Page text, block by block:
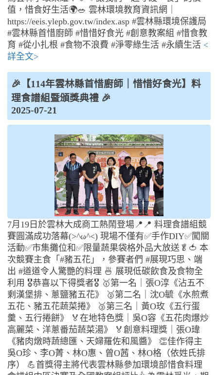
值，惜食好生活🌍🥗 雲林環境教育資訊網｜
https://eeis.ylepb.gov.tw/index.asp #雲林縣環境保護局
#雲林縣首惜廚師 #惜惜好食光 #創意教案組 #惜食教
育 #從小扎根 #食物不浪費 #淨零綠生活 #永續生活 <
詳全文>
🎉【114年雲林縣首惜廚師｜惜惜好食光】料
理食譜組暨頒獎典禮 🎉
2025-07-21
7月19日於雲林大成商工熱鬧登場📍📍 料理食譜組競
賽圓滿成功落幕(>^ω^<) 現場不僅有✅手作DIY✅闖關
活動✅市集攤位和✅限量蔬果袋格外品大放送🥬🍅 本
次競賽主食「#豬五花」，參賽者們 #展現巧思、端
出 #道道令人驚艷的料理 🍜 展現低碳飲食及食物全
利用 🎖️恭喜以下得獎者🎖️ 🥇第一名｜張O淳《沾五不
剩漢堡排、蔥鹽豬五花》 🥈第二名｜沈O毓《水煎煮
五花、豬五花蔬菜捲》 🥉第三名｜黃O玫《五行蛋
羹、五行捲餅》 🏅在地特色獎｜吳O容《五花肉爆炒
高麗菜、洋蔥番茄蔬菜湯》 🏅創意料理獎｜張O瑋
《豬肉燉時蔬總匯、天婦羅佐和風醬》 👏佳作得主
吳O珍、李O菁、林O惠、曾O茜、林O格（依姓氏排
序） 💪首獎得主將代表雲林縣參加環境部惜食料理